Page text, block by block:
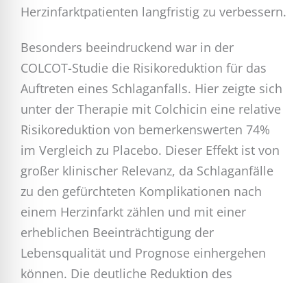
Herzinfarktpatienten langfristig zu verbessern.
Besonders beeindruckend war in der
COLCOT-Studie die Risikoreduktion für das
Auftreten eines Schlaganfalls. Hier zeigte sich
unter der Therapie mit Colchicin eine relative
Risikoreduktion von bemerkenswerten 74%
im Vergleich zu Placebo. Dieser Effekt ist von
großer klinischer Relevanz, da Schlaganfälle
zu den gefürchteten Komplikationen nach
einem Herzinfarkt zählen und mit einer
erheblichen Beeinträchtigung der
Lebensqualität und Prognose einhergehen
können. Die deutliche Reduktion des